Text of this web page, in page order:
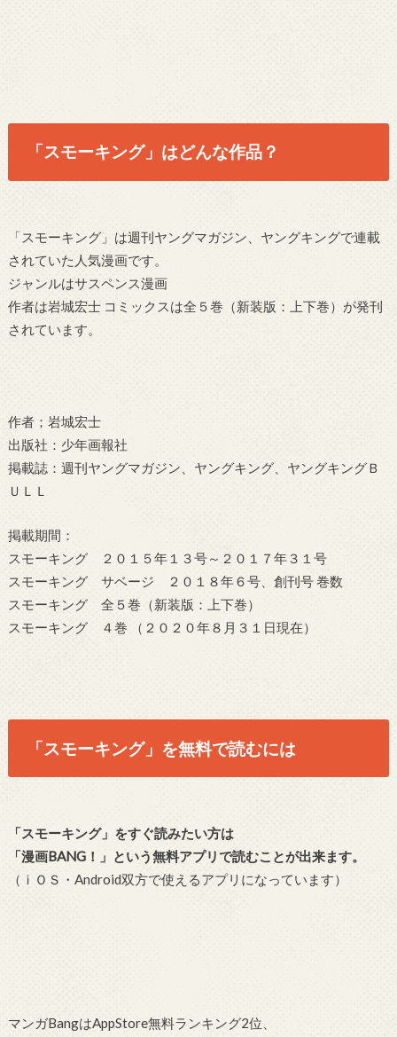
「スモーキング」はどんな作品？
「スモーキング」は週刊ヤングマガジン、ヤングキングで連載
されていた人気漫画です。
ジャンルはサスペンス漫画
作者は岩城宏士 コミックスは全５巻（新装版：上下巻）が発刊
されています。
作者；岩城宏士
出版社：少年画報社
掲載誌：週刊ヤングマガジン、ヤングキング、ヤングキングＢ
ＵＬＬ
掲載期間：
スモーキング ２０１５年１３号～２０１７年３１号
スモーキング サベージ ２０１８年６号、創刊号 巻数
スモーキング 全５巻（新装版：上下巻）
スモーキング ４巻 （２０２０年８月３１日現在）
「スモーキング」を無料で読むには
「スモーキング」をすぐ読みたい方は
「漫画BANG！」という無料アプリで読むことが出来ます。
（ｉＯＳ・Android双方で使えるアプリになっています）
マンガBangはAppStore無料ランキング2位、